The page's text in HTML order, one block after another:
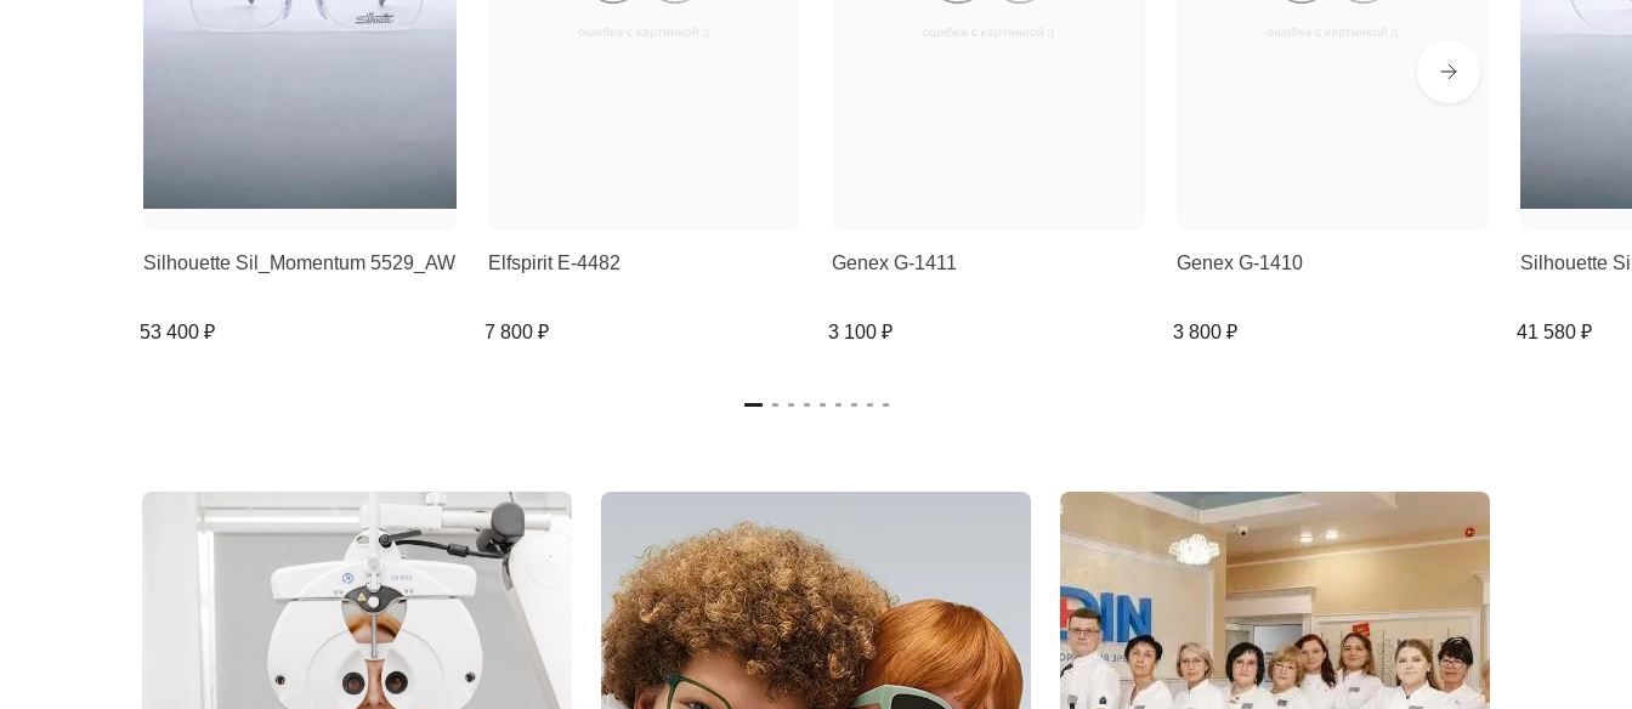
Silhouette Sil_Momentum 5529_AW
53 400 ₽
Elfspirit E-4482
7 800 ₽
Genex G-1411
3 100 ₽
Genex G-1410
3 800 ₽
Silhouette
41 580 ₽